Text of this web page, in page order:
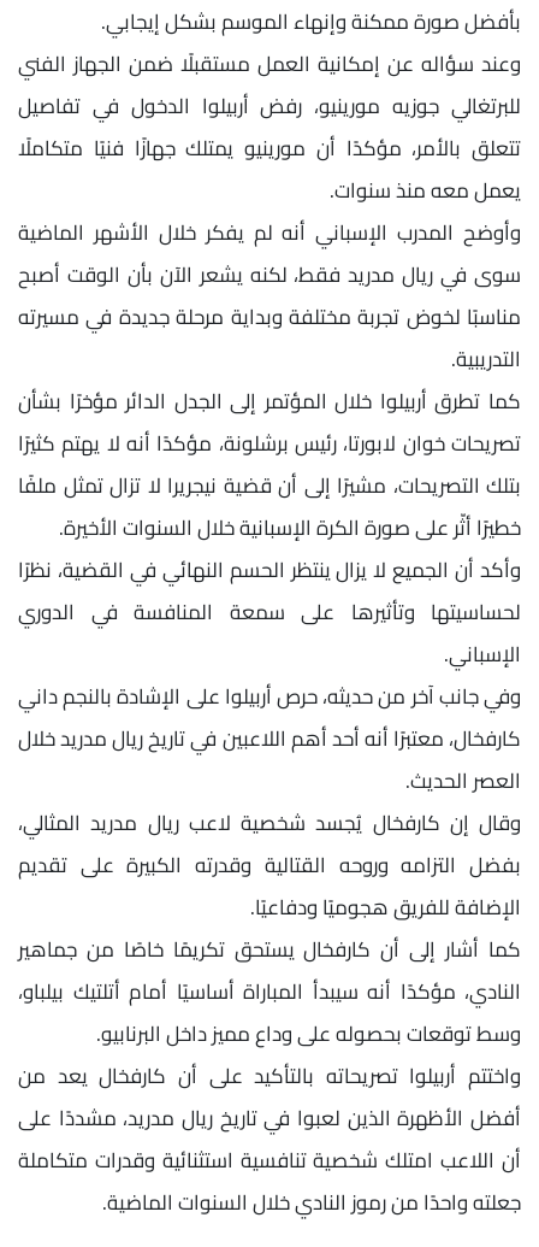
بأفضل صورة ممكنة وإنهاء الموسم بشكل إيجابي.
وعند سؤاله عن إمكانية العمل مستقبلًا ضمن الجهاز الفني
للبرتغالي جوزيه مورينيو، رفض أربيلوا الدخول في تفاصيل
تتعلق بالأمر، مؤكدًا أن مورينيو يمتلك جهازًا فنيًا متكاملًا
يعمل معه منذ سنوات.
وأوضح المدرب الإسباني أنه لم يفكر خلال الأشهر الماضية
سوى في ريال مدريد فقط، لكنه يشعر الآن بأن الوقت أصبح
مناسبًا لخوض تجربة مختلفة وبداية مرحلة جديدة في مسيرته
التدريبية.
كما تطرق أربيلوا خلال المؤتمر إلى الجدل الدائر مؤخرًا بشأن
تصريحات خوان لابورتا، رئيس برشلونة، مؤكدًا أنه لا يهتم كثيرًا
بتلك التصريحات، مشيرًا إلى أن قضية نيجريرا لا تزال تمثل ملفًا
خطيرًا أثّر على صورة الكرة الإسبانية خلال السنوات الأخيرة.
وأكد أن الجميع لا يزال ينتظر الحسم النهائي في القضية، نظرًا
لحساسيتها وتأثيرها على سمعة المنافسة في الدوري
الإسباني.
وفي جانب آخر من حديثه، حرص أربيلوا على الإشادة بالنجم داني
كارفخال، معتبرًا أنه أحد أهم اللاعبين في تاريخ ريال مدريد خلال
العصر الحديث.
وقال إن كارفخال يُجسد شخصية لاعب ريال مدريد المثالي،
بفضل التزامه وروحه القتالية وقدرته الكبيرة على تقديم
الإضافة للفريق هجوميًا ودفاعيًا.
كما أشار إلى أن كارفخال يستحق تكريمًا خاصًا من جماهير
النادي، مؤكدًا أنه سيبدأ المباراة أساسيًا أمام أتلتيك بيلباو،
وسط توقعات بحصوله على وداع مميز داخل البرنابيو.
واختتم أربيلوا تصريحاته بالتأكيد على أن كارفخال يعد من
أفضل الأظهرة الذين لعبوا في تاريخ ريال مدريد، مشددًا على
أن اللاعب امتلك شخصية تنافسية استثنائية وقدرات متكاملة
جعلته واحدًا من رموز النادي خلال السنوات الماضية.